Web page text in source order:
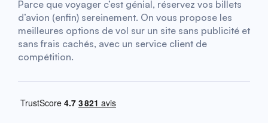
Parce que voyager c’est génial, réservez vos billets
d’avion (enfin) sereinement. On vous propose les
meilleures options de vol sur un site sans publicité et
sans frais cachés, avec un service client de
compétition.